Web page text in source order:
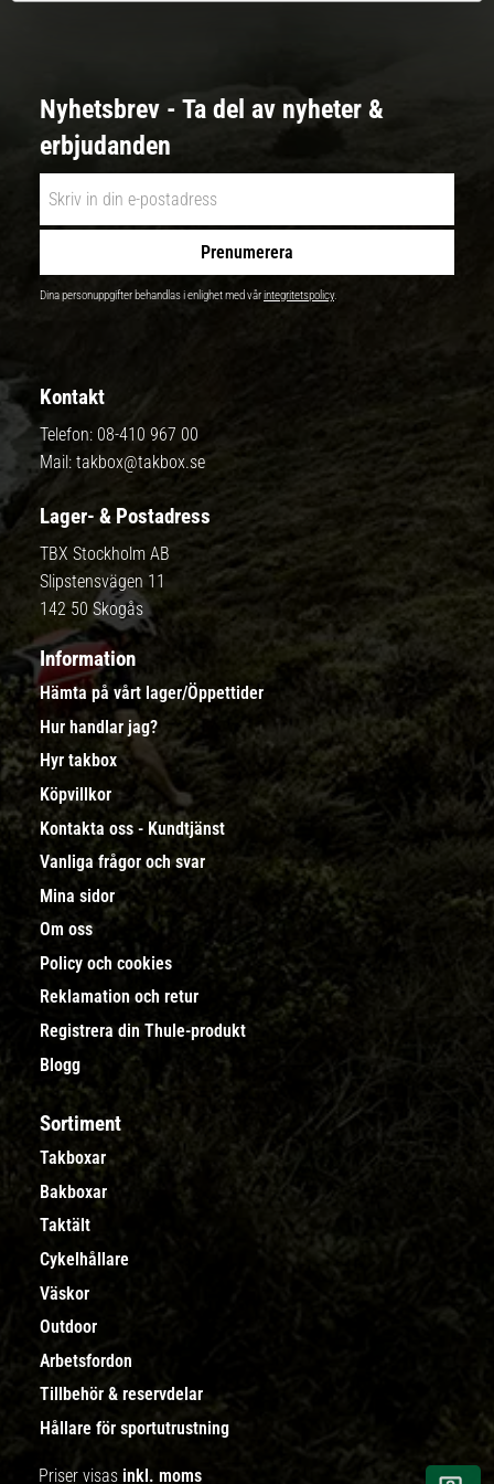
Nyhetsbrev - Ta del av nyheter &
erbjudanden
Prenumerera
Dina personuppgifter behandlas i enlighet med vårintegritetspolicy.
Kontakt
Telefon: 08-410 967 00
Mail: takbox@takbox.se
Lager- & Postadress
TBX Stockholm AB
Slipstensvägen 11
142 50 Skogås
Information
Hämta på vårt lager/Öppettider
Hur handlar jag?
Hyr takbox
Köpvillkor
Kontakta oss - Kundtjänst
Vanliga frågor och svar
Mina sidor
Om oss
Policy och cookies
Reklamation och retur
Registrera din Thule-produkt
Blogg
Sortiment
Takboxar
Bakboxar
Taktält
Cykelhållare
Väskor
Outdoor
Arbetsfordon
Tillbehör & reservdelar
Hållare för sportutrustning
Priser visas inkl. moms